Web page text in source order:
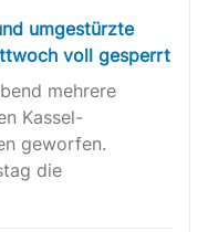
umgestürzte
voll gesperrt
mehrere
Kassel-
geworfen.
die